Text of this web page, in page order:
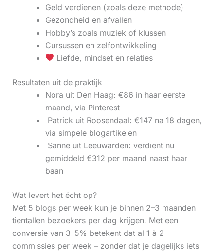
Geld verdienen (zoals deze methode)
Gezondheid en afvallen
Hobby’s zoals muziek of klussen
Cursussen en zelfontwikkeling
Liefde, mindset en relaties
Resultaten uit de praktijk
Nora uit Den Haag: €86 in haar eerste
maand, via Pinterest
‍ Patrick uit Roosendaal: €147 na 18 dagen,
via simpele blogartikelen
‍ Sanne uit Leeuwarden: verdient nu
gemiddeld €312 per maand naast haar
baan
Wat levert het écht op?
Met 5 blogs per week kun je binnen 2–3 maanden
tientallen bezoekers per dag krijgen. Met een
conversie van 3–5% betekent dat al 1 à 2
commissies per week – zonder dat je dagelijks iets